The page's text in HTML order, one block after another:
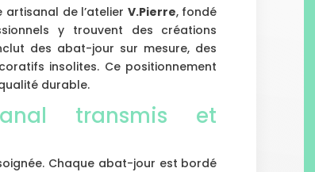
de l’atelier V.Pierre, fondé
y trouvent des créations
des abat-jour sur mesure, des
insolites. Ce positionnement
durable.
transmis et
Chaque abat-jour est bordé